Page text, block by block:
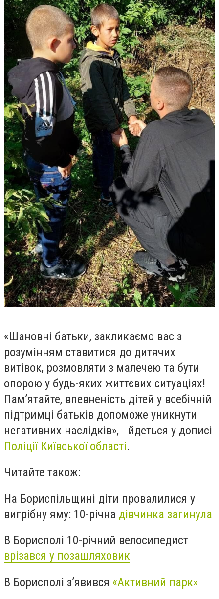
«Шановні батьки, закликаємо вас з
розумінням ставитися до дитячих
витівок, розмовляти з малечею та бути
опорою у будь-яких життєвих ситуаціях!
Пам’ятайте, впевненість дітей у всебічній
підтримці батьків допоможе уникнути
негативних наслідків», - йдеться у дописі
Поліції Київської області.
Читайте також:
На Бориспільщині діти провалилися у
вигрібну яму: 10-річна дівчинка загинула
В Борисполі 10-річний велосипедист
врізався у позашляховик
В Борисполі з’явився «Активний парк»